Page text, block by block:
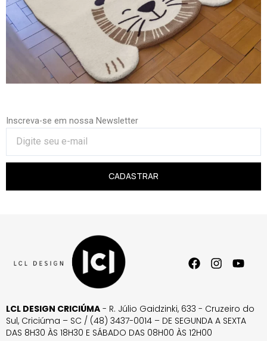
Inscreva-se em nossa Newsletter
CADASTRAR
LCL DESIGN CRICIÚMA - R. Júlio Gaidzinki, 633 - Cruzeiro do
Sul, Criciúma – SC / (48) 3437-0014 – DE SEGUNDA A SEXTA
DAS 8H30 ÀS 18H30 E SÁBADO DAS 08H00 ÀS 12H00